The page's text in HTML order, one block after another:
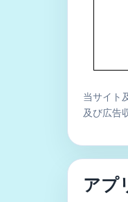
当サイト
及び広告
アプ